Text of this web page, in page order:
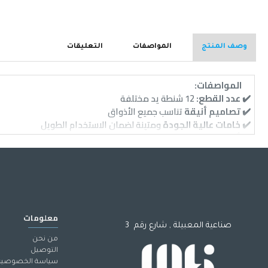
وصف المنتج المواصفات التعليقات
المواصفات:
✔️عدد القطع:
✔️تصاميم أنيقةتناسب جميع الأذواق
✔️خامات عالية الجودةومتينة لضمان الاستخدام الطويل
✔️ألوان متنوعةتناسب جميع الإطلالات اليومية والمناسبات الخاصة
✔️مثالية للاستخدام اليومي، السفر، العمل، والتسوق
صناعية المعبيلة , شارع رقم 3
معلومات
من نحن
التوصيل
سياسة